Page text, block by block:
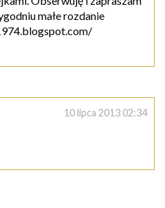
małe rozdanie
10 lipca 2013 02:34